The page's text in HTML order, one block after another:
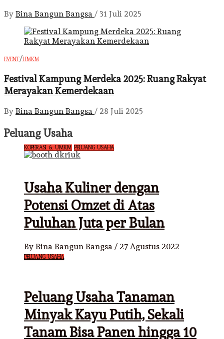
By Bina Bangun Bangsa / 31 Juli 2025
EVENT/UMKM
Festival Kampung Merdeka 2025: Ruang Rakyat
Merayakan Kemerdekaan
By Bina Bangun Bangsa / 28 Juli 2025
Peluang Usaha
KOPERASI & UMKM PELUANG USAHA
Usaha Kuliner dengan
Potensi Omzet di Atas
Puluhan Juta per Bulan
By Bina Bangun Bangsa / 27 Agustus 2022
PELUANG USAHA
Peluang Usaha Tanaman
Minyak Kayu Putih, Sekali
Tanam Bisa Panen hingga 10